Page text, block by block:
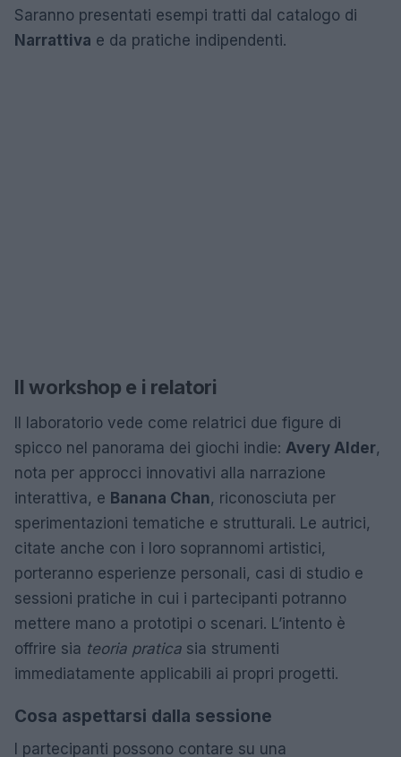
Saranno presentati esempi tratti dal catalogo di
Narrattiva e da pratiche indipendenti.
Il workshop e i relatori
Il laboratorio vede come relatrici due figure di
spicco nel panorama dei giochi indie: Avery Alder,
nota per approcci innovativi alla narrazione
interattiva, e Banana Chan, riconosciuta per
sperimentazioni tematiche e strutturali. Le autrici,
citate anche con i loro soprannomi artistici,
porteranno esperienze personali, casi di studio e
sessioni pratiche in cui i partecipanti potranno
mettere mano a prototipi o scenari. L’intento è
offrire sia teoria pratica sia strumenti
immediatamente applicabili ai propri progetti.
Cosa aspettarsi dalla sessione
I partecipanti possono contare su una